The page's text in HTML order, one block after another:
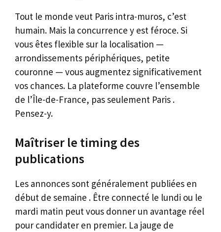
Tout le monde veut Paris intra-muros, c’est
humain. Mais la concurrence y est féroce. Si
vous êtes flexible sur la localisation —
arrondissements périphériques, petite
couronne — vous augmentez significativement
vos chances. La plateforme couvre l’ensemble
de l’Île-de-France, pas seulement Paris .
Pensez-y.
Maîtriser le timing des
publications
Les annonces sont généralement publiées en
début de semaine . Être connecté le lundi ou le
mardi matin peut vous donner un avantage réel
pour candidater en premier. La jauge de